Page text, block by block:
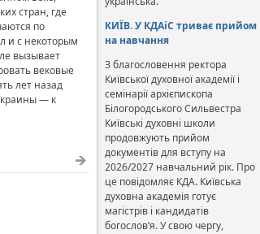
стран, где
по
и с некоторым
вызывает
вековые
лет назад
— к
КИЇВ. У КДАіС триває прийом
на навчання
З благословення ректора
Київської духовної академії і
семінарії архієпископа
Білогородського Сильвестра
Київські духовні школи
продовжують прийом
документів для вступу на
2026/2027 навчальний рік. Про
це повідомляє КДА. Київська
духовна академія готує
магістрів і кандидатів
богослов’я. У свою чергу,